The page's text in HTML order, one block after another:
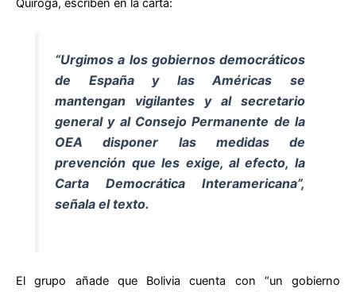
Quiroga, escriben en la carta:
“Urgimos a los gobiernos democráticos
de España y las Américas se
mantengan vigilantes y al secretario
general y al Consejo Permanente de la
OEA disponer las medidas de
prevención que les exige, al efecto, la
Carta Democrática Interamericana”,
señala el texto.
El grupo añade que Bolivia cuenta con “un gobierno